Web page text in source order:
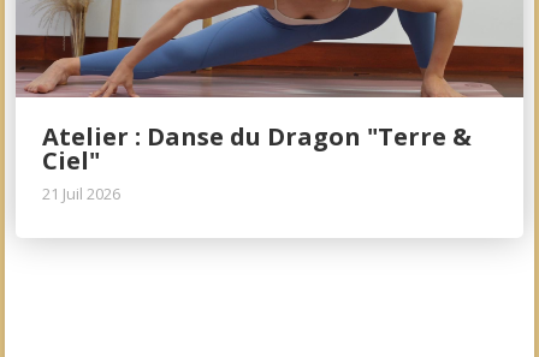
Atelier : Danse du Dragon "Terre &
Ciel"
21 Juil 2026